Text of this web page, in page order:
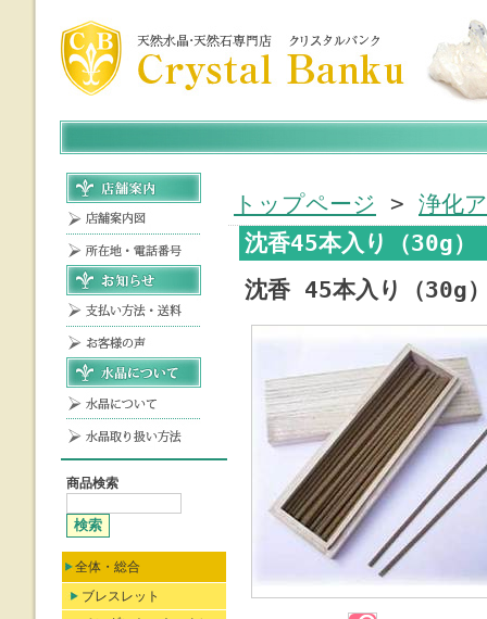
商品検索
全体・総合
ブレスレット
トップページ > 浄化
沈香45本入り（30g）
沈香 45本入り（30g